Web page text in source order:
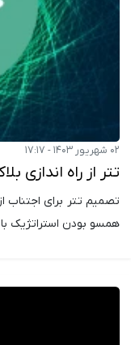
۰۲ شهریور ۱۴۰۳ - ۱۷:۱۷
تتر از راه
تصمیم تتر برای اجتناب
همسو بودن استراتژیک